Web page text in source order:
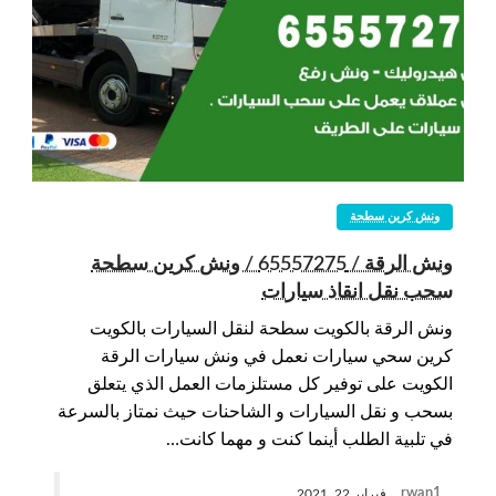
ونش كرين سطحة
ونش الرقة / 65557275 / ونش كرين سطحة
سحب نقل انقاذ سيارات
ونش الرقة بالكويت سطحة لنقل السيارات بالكويت
كرين سحي سيارات نعمل في ونش سيارات الرقة
الكويت على توفير كل مستلزمات العمل الذي يتعلق
بسحب و نقل السيارات و الشاحنات حيث نمتاز بالسرعة
في تلبية الطلب أينما كنت و مهما كانت…